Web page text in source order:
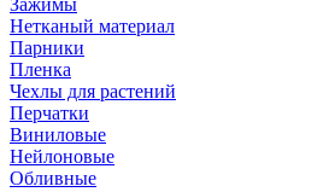
Зажимы
Нетканый материал
Парники
Пленка
Чехлы для растений
Перчатки
Виниловые
Нейлоновые
Обливные